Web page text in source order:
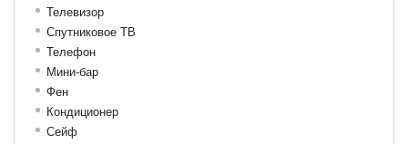
Телевизор
Спутниковое ТВ
Телефон
Мини-бар
Фен
Кондиционер
Сейф